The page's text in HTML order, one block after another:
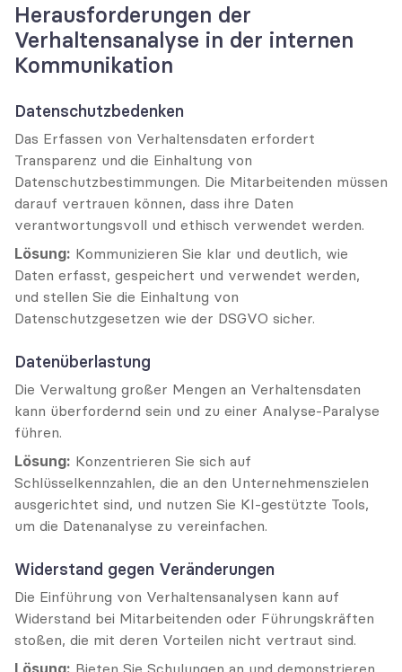
Herausforderungen der
Verhaltensanalyse in der internen
Kommunikation
Datenschutzbedenken
Das Erfassen von Verhaltensdaten erfordert
Transparenz und die Einhaltung von
Datenschutzbestimmungen. Die Mitarbeitenden müssen
darauf vertrauen können, dass ihre Daten
verantwortungsvoll und ethisch verwendet werden.
Lösung: Kommunizieren Sie klar und deutlich, wie
Daten erfasst, gespeichert und verwendet werden,
und stellen Sie die Einhaltung von
Datenschutzgesetzen wie der DSGVO sicher.
Datenüberlastung
Die Verwaltung großer Mengen an Verhaltensdaten
kann überfordernd sein und zu einer Analyse-Paralyse
führen.
Lösung: Konzentrieren Sie sich auf
Schlüsselkennzahlen, die an den Unternehmenszielen
ausgerichtet sind, und nutzen Sie KI-gestützte Tools,
um die Datenanalyse zu vereinfachen.
Widerstand gegen Veränderungen
Die Einführung von Verhaltensanalysen kann auf
Widerstand bei Mitarbeitenden oder Führungskräften
stoßen, die mit deren Vorteilen nicht vertraut sind.
Lösung: Bieten Sie Schulungen an und demonstrieren